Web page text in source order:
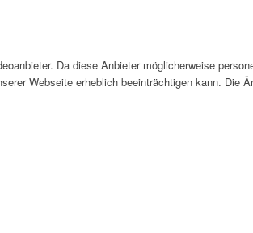
Da diese Anbieter möglicherweise
Webseite erheblich beeinträchtigen kann. Die